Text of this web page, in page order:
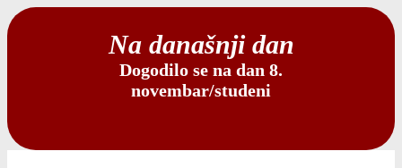
Na današnji dan
Dogodilo se na dan 8.
novembar/studeni